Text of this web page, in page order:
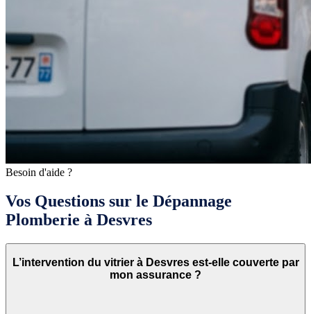
Besoin d'aide ?
Vos Questions sur le Dépannage
Plomberie à Desvres
L’intervention du vitrier à Desvres est-elle couverte par
mon assurance ?